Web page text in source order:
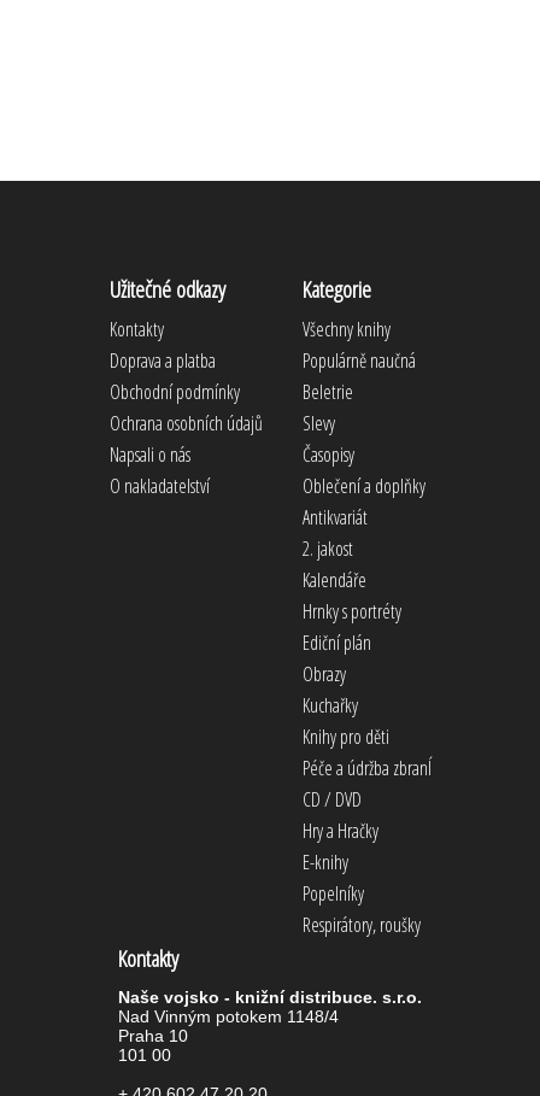
Užitečné odkazy
Kontakty
Doprava a platba
Obchodní podmínky
Ochrana osobních údajů
Napsali o nás
O nakladatelství
Kategorie
Všechny knihy
Populárně naučná
Beletrie
Slevy
Časopisy
Oblečení a doplňky
Antikvariát
2. jakost
Kalendáře
Hrnky s portréty
Ediční plán
Obrazy
Kuchařky
Knihy pro děti
Péče a údržba zbranÍ
CD / DVD
Hry a Hračky
E-knihy
Popelníky
Respirátory, roušky
Kontakty
Naše vojsko - knižní distribuce. s.r.o.
Nad Vinným potokem 1148/4
Praha 10
101 00